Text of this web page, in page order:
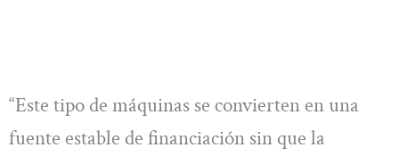
“Este tipo de máquinas se convierten en una
fuente estable de financiación sin que la